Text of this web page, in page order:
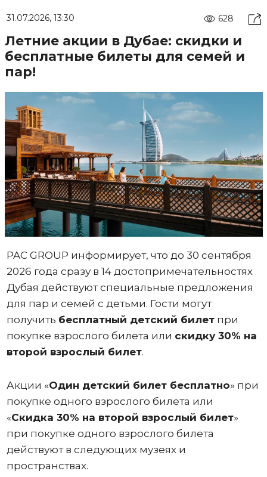
31.07.2026, 13:30 628
Летние акции в Дубае: скидки и
бесплатные билеты для семей и
пар!
PAC GROUP информирует, что до 30 сентября
2026 года сразу в 14 достопримечательностях
Дубая действуют специальные предложения
для пар и семей с детьми. Гости могут
получить бесплатный детский билетпри
покупке взрослого билета или скидку 30% на
второй взрослый билет.
Акции «Один детский билет бесплатно» при
покупке одного взрослого билета или
«Скидка 30% на второй взрослый билет»
при покупке одного взрослого билета
действуют в следующих музеях и
пространствах.